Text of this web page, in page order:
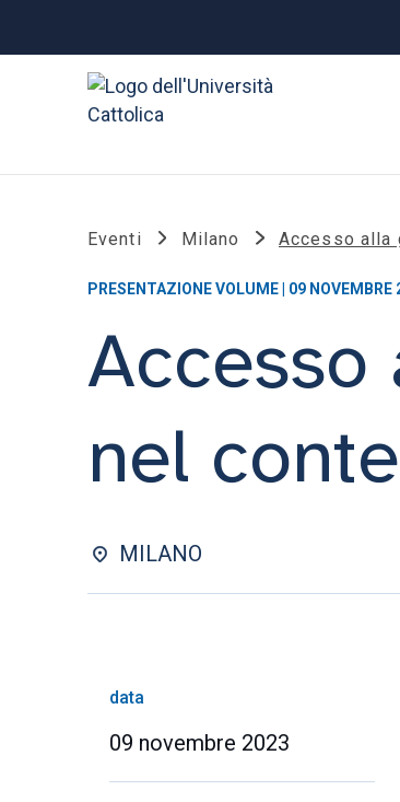
Eventi Milano Accesso alla
PRESENTAZIONE VOLUME | 09 NOVEMBRE
nel
MILANO
data
09 novembre 2023